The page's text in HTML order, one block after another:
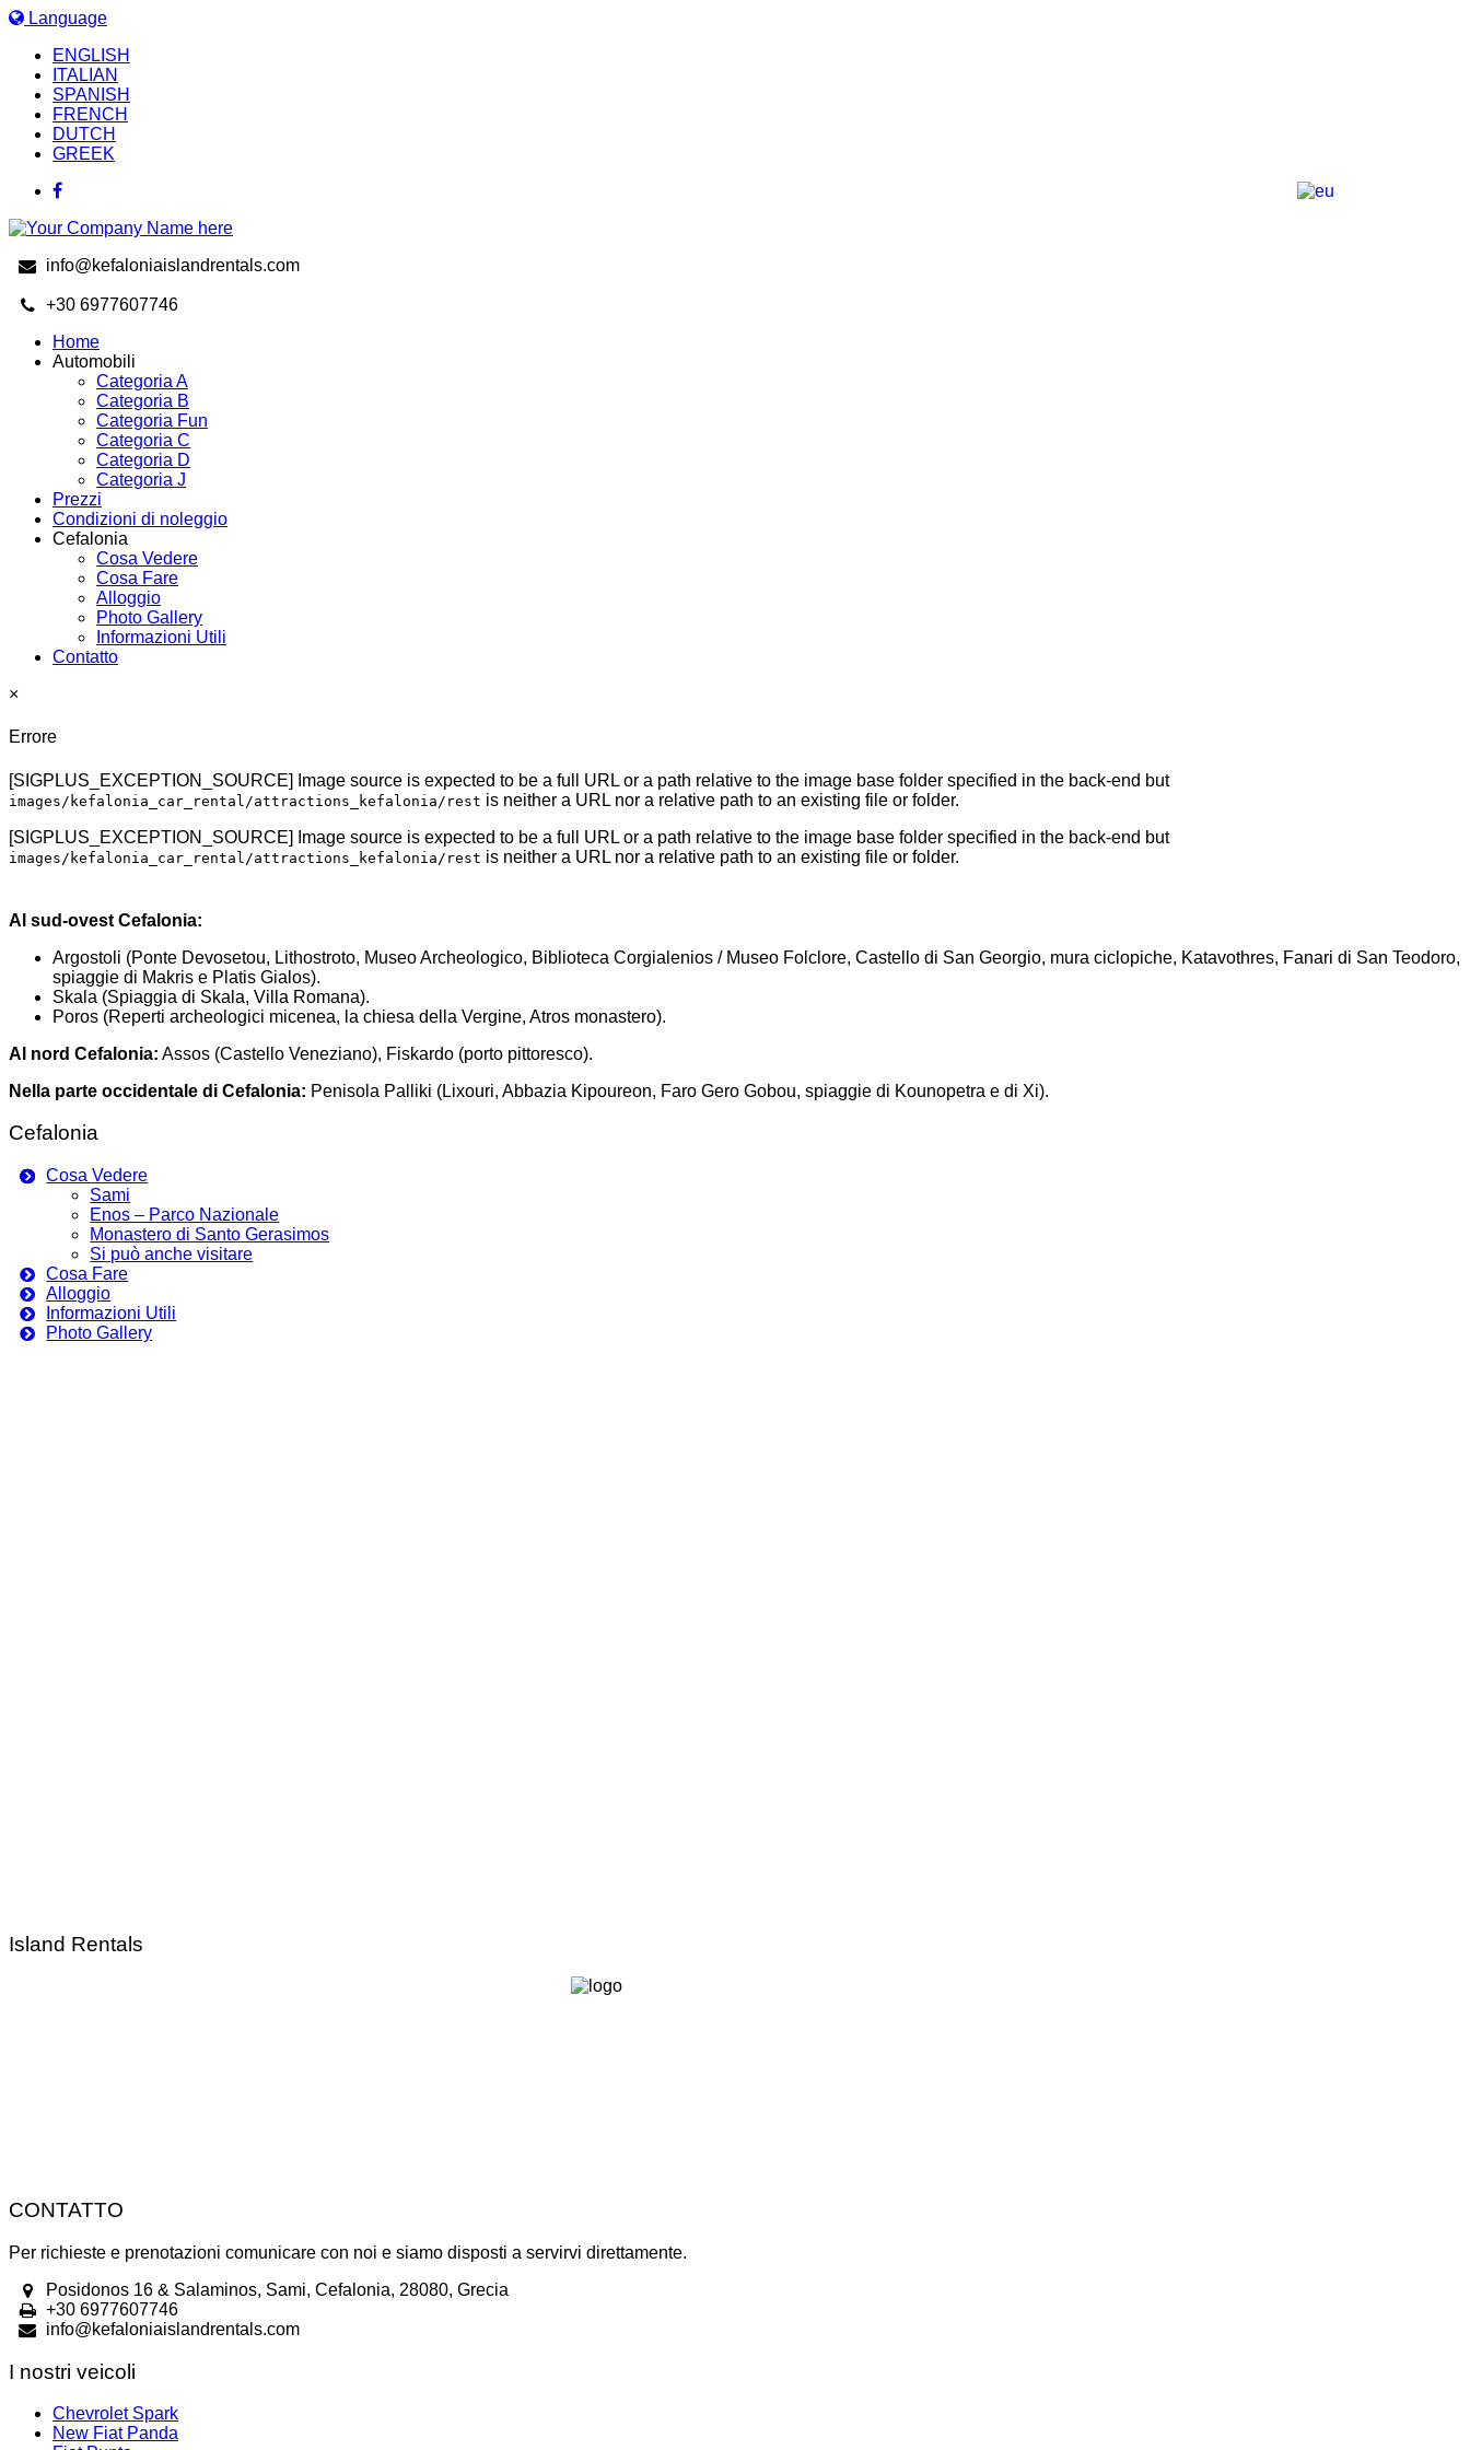
Language
ENGLISH
ITALIAN
SPANISH
FRENCH
DUTCH
GREEK
info@kefaloniaislandrentals.com
+30 6977607746
Home
Automobili
Categoria A
Categoria B
Categoria Fun
Categoria C
Categoria D
Categoria J
Prezzi
Condizioni di noleggio
Cefalonia
Cosa Vedere
Cosa Fare
Alloggio
Photo Gallery
Informazioni Utili
Contatto
×
Errore
[SIGPLUS_EXCEPTION_SOURCE] Image source is expected to be a full URL or a path relative to the image base folder specified in the back-end but
images/kefalonia_car_rental/attractions_kefalonia/rest is neither a URL nor a relative path to an existing file or folder.
[SIGPLUS_EXCEPTION_SOURCE] Image source is expected to be a full URL or a path relative to the image base folder specified in the back-end but
images/kefalonia_car_rental/attractions_kefalonia/rest is neither a URL nor a relative path to an existing file or folder.
Al sud-ovest Cefalonia:
Argostoli (Ponte Devosetou, Lithostroto, Museo Archeologico, Biblioteca Corgialenios / Museo Folclore, Castello di San Georgio, mura ciclopiche, Katavothres, Fanari di San Teodoro,
spiaggie di Makris e Platis Gialos).
Skala (Spiaggia di Skala, Villa Romana).
Poros (Reperti archeologici micenea, la chiesa della Vergine, Atros monastero).
Al nord Cefalonia: Assos (Castello Veneziano), Fiskardo (porto pittoresco).
Nella parte occidentale di Cefalonia: Penisola Palliki (Lixouri, Abbazia Kipoureon, Faro Gero Gobou, spiaggie di Kounopetra e di Xi).
Cefalonia
Cosa Vedere
Sami
Enos – Parco Nazionale
Monastero di Santo Gerasimos
Si può anche visitare
Cosa Fare
Alloggio
Informazioni Utili
Photo Gallery
Island Rentals
CONTATTO
Per richieste e prenotazioni comunicare con noi e siamo disposti a servirvi direttamente.
Posidonos 16 & Salaminos, Sami, Cefalonia, 28080, Grecia
+30 6977607746
info@kefaloniaislandrentals.com
I nostri veicoli
Chevrolet Spark
New Fiat Panda